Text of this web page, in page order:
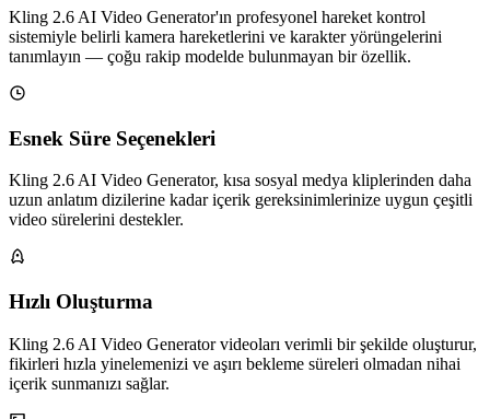
Kling 2.6 AI Video Generator'ın profesyonel hareket kontrol
sistemiyle belirli kamera hareketlerini ve karakter yörüngelerini
tanımlayın — çoğu rakip modelde bulunmayan bir özellik.
Esnek Süre Seçenekleri
Kling 2.6 AI Video Generator, kısa sosyal medya kliplerinden daha
uzun anlatım dizilerine kadar içerik gereksinimlerinize uygun çeşitli
video sürelerini destekler.
Hızlı Oluşturma
Kling 2.6 AI Video Generator videoları verimli bir şekilde oluşturur,
fikirleri hızla yinelemenizi ve aşırı bekleme süreleri olmadan nihai
içerik sunmanızı sağlar.